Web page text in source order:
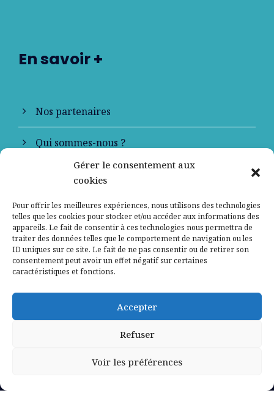
Gérer le consentement aux
cookies
Pour offrir les meilleures expériences, nous utilisons des technologies
telles que les cookies pour stocker et/ou accéder aux informations des
appareils. Le fait de consentir à ces technologies nous permettra de
traiter des données telles que le comportement de navigation ou les
ID uniques sur ce site. Le fait de ne pas consentir ou de retirer son
consentement peut avoir un effet négatif sur certaines
caractéristiques et fonctions.
Accepter
Refuser
Voir les préférences
En savoir +
Nos partenaires
Qui sommes-nous ?
Contactez-nous
Mentions légales
Politique de confidentialité